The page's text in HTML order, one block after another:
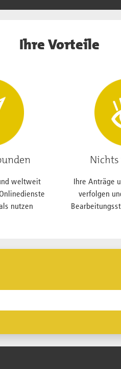
Ihre Vorteile
weltweit
nutzen
Nichts
Ihre Anträge
verfolgen